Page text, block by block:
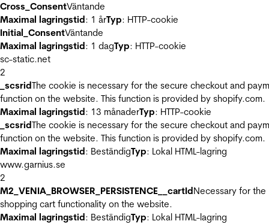
Cross_ConsentVäntande
Maximal lagringstid: 1 årTyp: HTTP-cookie
Initial_ConsentVäntande
Maximal lagringstid: 1 dagTyp: HTTP-cookie
sc-static.net
2
_scsridThe cookie is necessary for the secure checkout and
function on the website. This function is provided by shopify.com.
Maximal lagringstid: 13 månaderTyp: HTTP-cookie
_scsridThe cookie is necessary for the secure checkout and
function on the website. This function is provided by shopify.com.
Maximal lagringstid: BeständigTyp: Lokal HTML-lagring
www.garnius.se
2
M2_VENIA_BROWSER_PERSISTENCE__cartIdNecessary for the
shopping cart functionality on the website.
Maximal lagringstid: BeständigTyp: Lokal HTML-lagring